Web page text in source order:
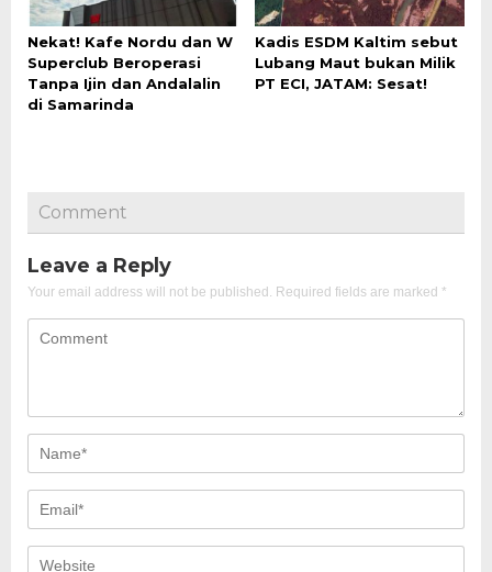
Nekat! Kafe Nordu dan W
Superclub Beroperasi
Tanpa Ijin dan Andalalin
di Samarinda
Kadis ESDM Kaltim sebut
Lubang Maut bukan Milik
PT ECI, JATAM: Sesat!
Comment
Leave a Reply
Your email address will not be published. Required fields are marked *